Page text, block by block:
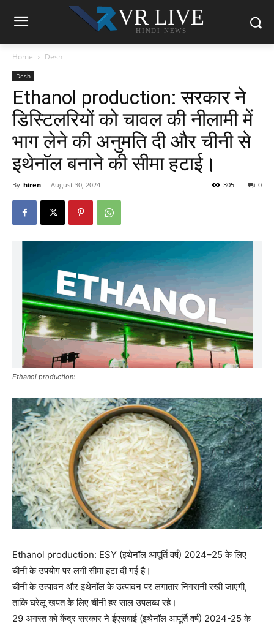
VR LIVE
HINDI NEWS
Home Desh
Desh
Ethanol production: सरकार ने
डिस्टिलरियों को चावल की नीलामी में
भाग लेने की अनुमति दी और चीनी से
इथेनॉल बनाने की सीमा हटाई।
By hiren - August 30, 2024 0
305
Ethanol production:
Ethanol production: ESY (इथेनॉल आपूर्ति वर्ष) 2024–25 के लिए
चीनी के उपयोग पर लगी सीमा हटा दी गई है।
चीनी के उत्पादन और इथेनॉल के उत्पादन पर लगातार निगरानी रखी जाएगी,
ताकि घरेलू खपत के लिए चीनी हर साल उपलब्ध रहे।
29 अगस्त को केंद्र सरकार ने ईएसवाई (इथेनॉल आपूर्ति वर्ष) 2024-25 के